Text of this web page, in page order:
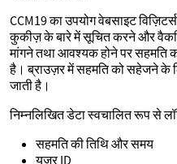
CCM19 का उपयोग वेबसाइट
कुकीज़ के बारे में सूचित करने और
मांगने तथा आवश्यक होने पर सहमति
है। ब्राउज़र में सहमति को सहेजने के
जाती है।
निम्नलिखित डेटा स्वचालित रूप से
सहमति की तिथि और समय
यूज़र ID